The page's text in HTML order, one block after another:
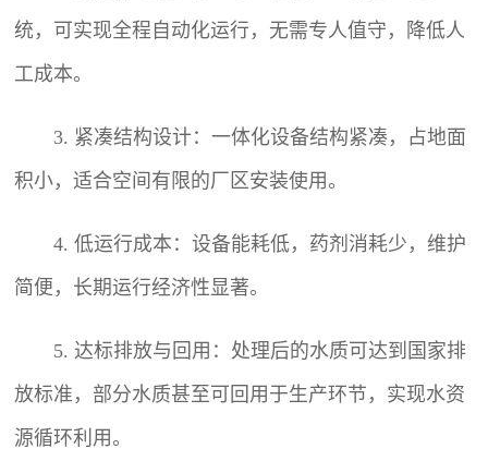
统，可实现全程自动化运行，无需专人值守，降低人
工成本。
3. 紧凑结构设计：一体化设备结构紧凑，占地面
积小，适合空间有限的厂区安装使用。
4. 低运行成本：设备能耗低，药剂消耗少，维护
简便，长期运行经济性显著。
5. 达标排放与回用：处理后的水质可达到国家排
放标准，部分水质甚至可回用于生产环节，实现水资
源循环利用。